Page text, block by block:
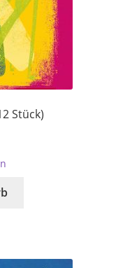
Stück)